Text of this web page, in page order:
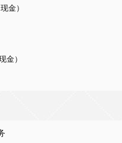
金）
金）